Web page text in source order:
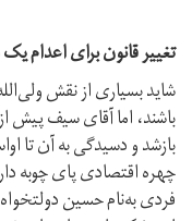
تغییر قانون برای اعدام
شاید بسیاری از نقش
فردی به‌نام حسین